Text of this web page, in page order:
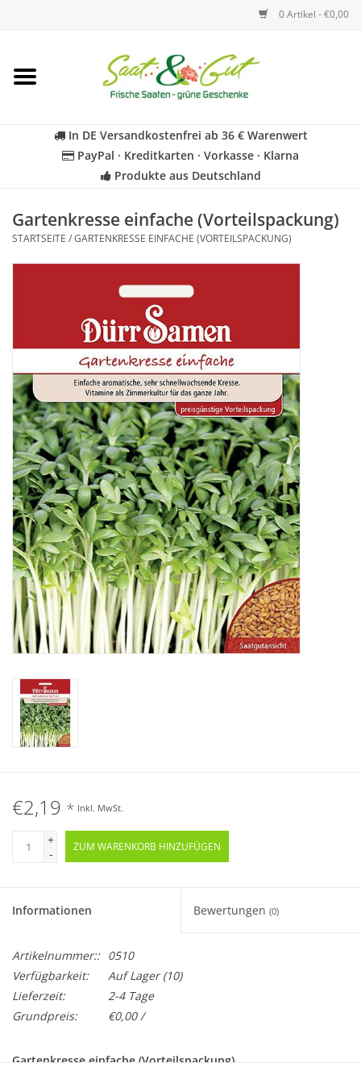
0 Artikel - €0,00
Startseite
Kräuter
Geschenkideen
Katalog
In DE Versandkostenfrei ab 36 € Warenwert
PayPal · Kreditkarten · Vorkasse · Klarna
Produkte aus Deutschland
Gartenkresse einfache (Vorteilspackung)
STARTSEITE /GARTENKRESSE EINFACHE (VORTEILSPACKUNG)
€2,19 * Inkl. MwSt.
+
-
ZUM WARENKORB HINZUFÜGEN
Informationen Bewertungen (0)
Artikelnummer:: 0510
Verfügbarkeit:
Auf Lager(10)
Lieferzeit:
2-4 Tage
Grundpreis:
€0,00 /
Gartenkresse einfache (Vorteilspackung)